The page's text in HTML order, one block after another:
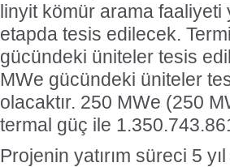
linyit kömür arama
etapda tesis edilecek.
gücündeki üniteler tesis
MWe gücündeki üniteler
olacaktır. 250 MWe (250
termal güç ile
Projenin yatırım süreci 5